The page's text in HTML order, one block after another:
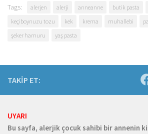
Tags: alerjen alerji anneanne butik pasta
keçiboynuzu tozu
kek krema muhallebi
şeker hamuru
yaş pasta
TAKİP ET:
UYARI
Bu sayfa, alerjik çocuk sahibi bir annenin